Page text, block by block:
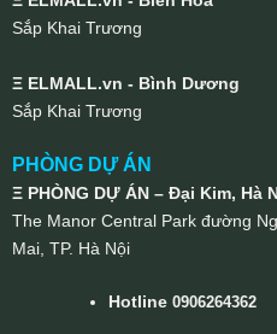
Sắp Khai Trương
Ξ ELMALL.vn - Bình Dương
Sắp Khai Trương
PHÒNG DỰ ÁN
Ξ PHÒNG DỰ ÁN – Đại Kim, Hà
The Manor Central Park đường
Mai, TP. Hà Nội
Hotline0906264362